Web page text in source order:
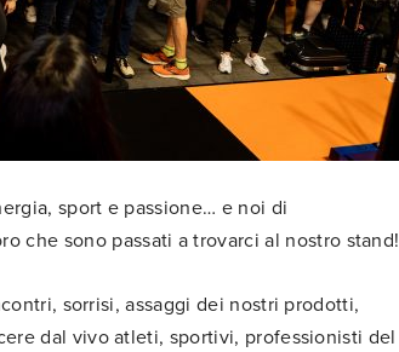
sport e passione… e noi di
che sono passati a trovarci al nostro stand!
sorrisi, assaggi dei nostri prodotti,
dal vivo atleti, sportivi, professionisti del